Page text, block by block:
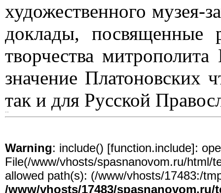
художественного музея-
доклады, посвященные
творчества
значение Платоновских
так и для Русской
Warning: include() [function.include]:
File(/www/vhosts/spasnanovom.ru/html/
allowed path(s): (/www/vhosts/17483:/
/www/vhosts/17483/